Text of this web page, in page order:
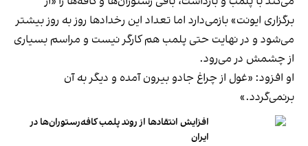
برگزاری ایونت» بازمی‌دارد اما تعداد این رخدادها روز به روز بیشتر
می‌شود و در نهایت حتی پلمب هم کارگر نیست و مراسم بسیاری
از چشمش در می‌رود.
او افزود: «غول از چراغ جادو بیرون آمده و دیگر به آن
برنمی‎‌گردد.»
افزایش انتقادها از روند پلمب کافه‌رستوران‌ها در
ایران